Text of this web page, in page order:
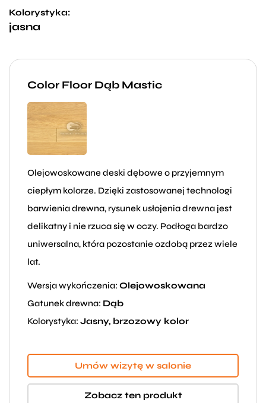
Kolorystyka:
jasna
Color Floor Dąb Mastic
Olejowoskowane deski dębowe o przyjemnym
ciepłym kolorze. Dzięki zastosowanej technologi
barwienia drewna, rysunek usłojenia drewna jest
delikatny i nie rzuca się w oczy. Podłoga bardzo
uniwersalna, która pozostanie ozdobą przez wiele
lat.
Wersja wykończenia: Olejowoskowana
Gatunek drewna: Dąb
Kolorystyka: Jasny, brzozowy kolor
Umów wizytę w salonie
Zobacz ten produkt